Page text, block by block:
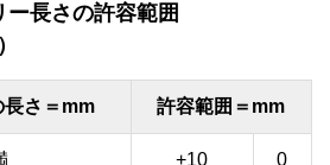
長さの許容範囲
長さ＝mm 許容範囲＝mm
+10 0